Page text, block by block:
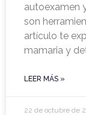
autoexamen
son
artículo te
mamaria y
LEER MÁS »
22 de octubre de